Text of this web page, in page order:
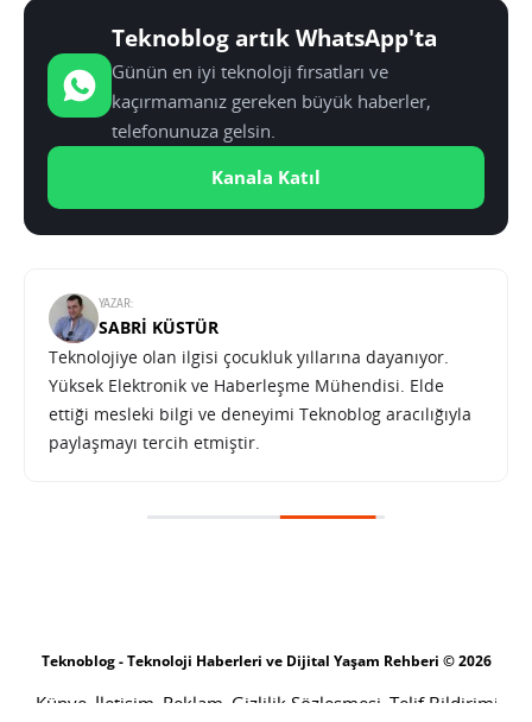
Teknoblog artık WhatsApp'ta
Günün en iyi teknoloji fırsatları ve
kaçırmamanız gereken büyük haberler,
telefonunuza gelsin.
Kanala Katıl
YAZAR:
SABRI KÜSTÜR
Teknolojiye olan ilgisi çocukluk yıllarına dayanıyor.
Yüksek Elektronik ve Haberleşme Mühendisi. Elde
ettiği mesleki bilgi ve deneyimi Teknoblog aracılığıyla
paylaşmayı tercih etmiştir.
Teknoblog - Teknoloji Haberleri ve Dijital Yaşam Rehberi © 2026
Künye İletişim Reklam Gizlilik Sözleşmesi Telif Bildirimi